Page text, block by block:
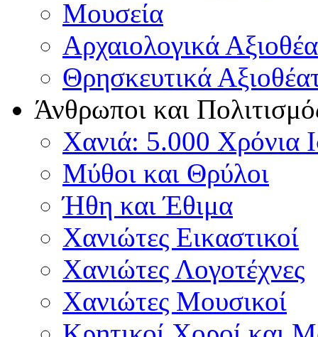
Μουσεία
Αρχαιολογικά
Θρησκευτικά
Άνθρωποι και
Χανιά: 5.000 Χρόνια
Μύθοι και Θρύλοι
Ήθη και Έθιμα
Χανιώτες Εικαστικοί
Χανιώτες Λογοτέχνες
Χανιώτες Μουσικοί